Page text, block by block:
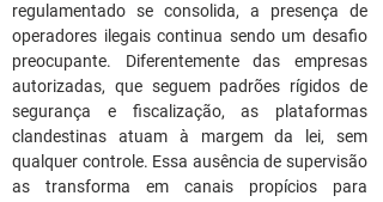
regulamentado se consolida, a presença de
operadores ilegais continua sendo um desafio
preocupante. Diferentemente das empresas
autorizadas, que seguem padrões rígidos de
segurança e fiscalização, as plataformas
clandestinas atuam à margem da lei, sem
qualquer controle. Essa ausência de supervisão
as transforma em canais propícios para